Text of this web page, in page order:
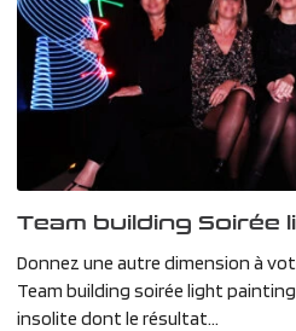
Team building Soirée
Donnez une autre dimension à
Team building soirée light
insolite dont le résultat...